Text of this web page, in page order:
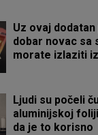
Uz ovaj
dobar novac sa
morate izlaziti
Ljudi su počeli
aluminijskoj
da je to korisno